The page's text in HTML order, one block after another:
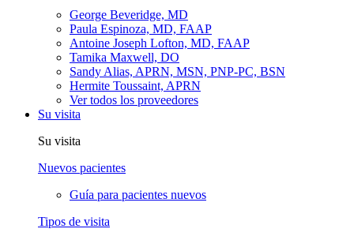
George Beveridge, MD
Paula Espinoza, MD, FAAP
Antoine Joseph Lofton, MD, FAAP
Tamika Maxwell, DO
Sandy Alias, APRN, MSN, PNP-PC, BSN
Hermite Toussaint, APRN
Ver todos los proveedores
Su visita
Su visita
Nuevos pacientes
Guía para pacientes nuevos
Tipos de visita